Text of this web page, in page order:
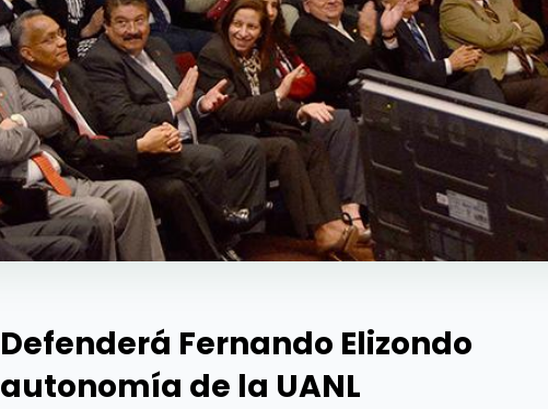
Defenderá Fernando Elizondo
autonomía de la UANL